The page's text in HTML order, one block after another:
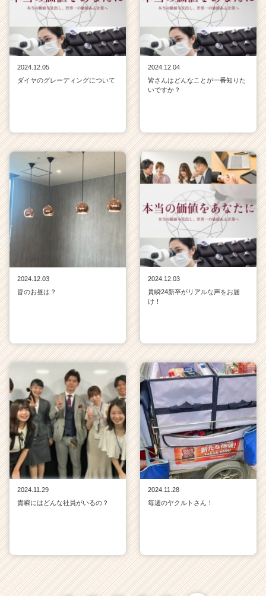
2024.12.05
ダイヤのグレーディングについて
2024.12.04
皆さんはどんなことが一番知りた
いですか？
2024.12.03
皆のお昼は？
2024.12.03
貴瞬24新卒がリアルな声をお届
け！
2024.11.29
貴瞬にはどんな社員がいるの？
2024.11.28
毎週のヤクルトさん！